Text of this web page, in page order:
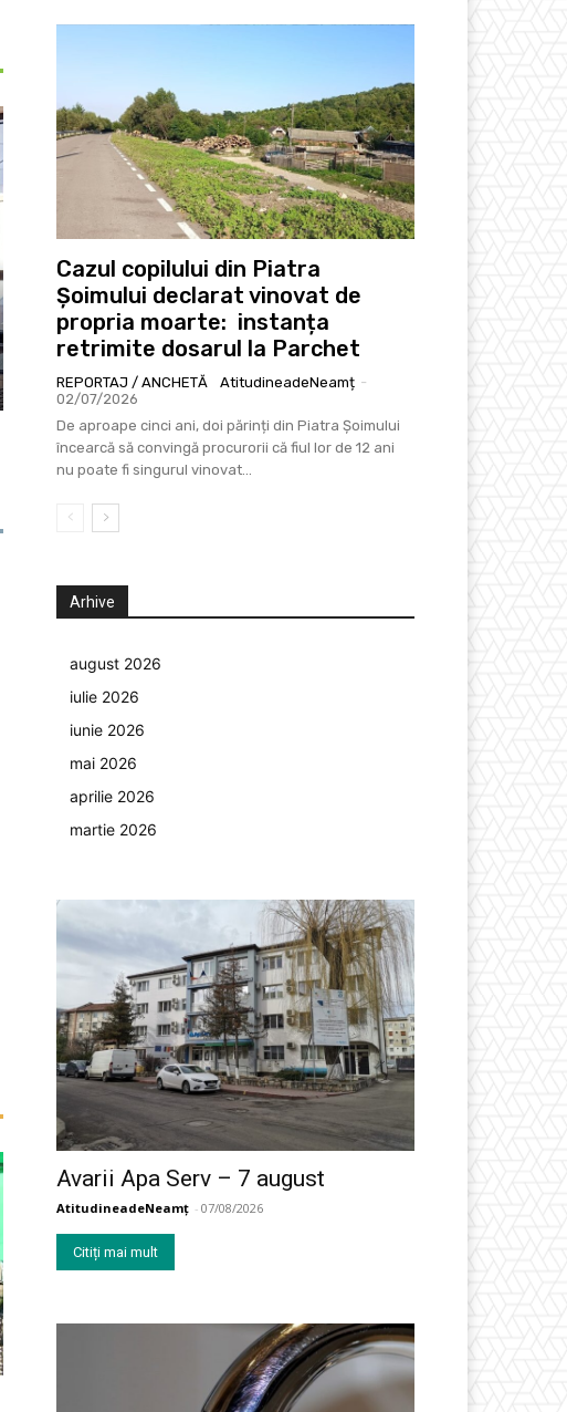
Cazul copilului din Piatra
Șoimului declarat vinovat de
propria moarte: instanța
retrimite dosarul la Parchet
REPORTAJ / ANCHETĂ AtitudineadeNeamț -
02/07/2026
De aproape cinci ani, doi părinți din Piatra Șoimului
încearcă să convingă procurorii că fiul lor de 12 ani
nu poate fi singurul vinovat...
Arhive
august 2026
iulie 2026
iunie 2026
mai 2026
aprilie 2026
martie 2026
Avarii Apa Serv – 7 august
AtitudineadeNeamț - 07/08/2026
Citiți mai mult